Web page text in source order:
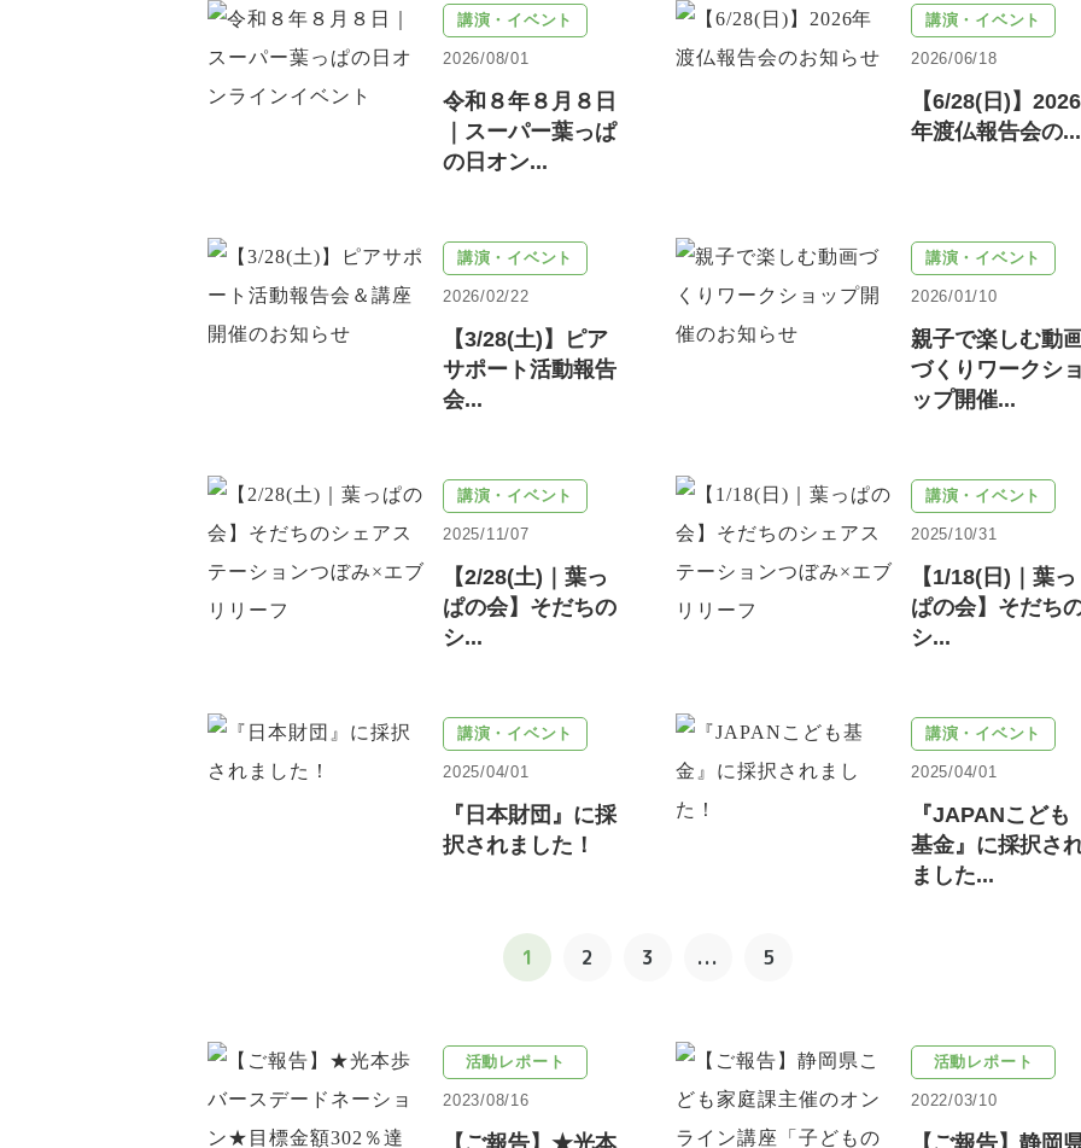
講演・イベント
2026/08/01
令和８年８月８日
｜スーパー葉っぱ
の日オン...
講演・イベント
2026/06/18
【6/28(日)】2026
年渡仏報告会の...
講演・イベント
2026/02/22
【3/28(土)】ピア
サポート活動報告
会...
講演・イベント
2026/01/10
親子で楽しむ動
づくりワークシ
ップ開催...
講演・イベント
2025/11/07
【2/28(土)｜葉っ
ぱの会】そだちの
シ...
講演・イベント
2025/10/31
【1/18(日)｜葉っ
ぱの会】そだち
シ...
講演・イベント
2025/04/01
『日本財団』に採
択されました！
講演・イベント
2025/04/01
『JAPANこども
基金』に採択さ
ました...
1 2 3 ... 5
活動レポート
2023/08/16
【ご報告】★光本
活動レポート
2022/03/10
【ご報告】静岡